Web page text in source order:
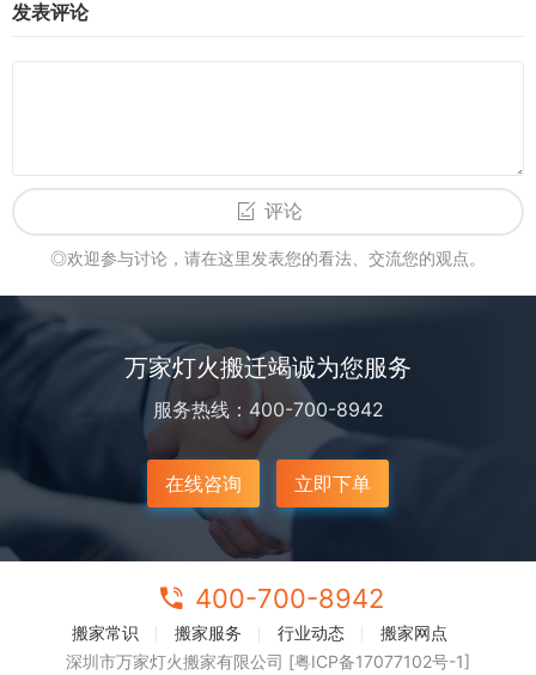
发表评论
评论
◎欢迎参与讨论，请在这里发表您的看法、交流您的观点。
万家灯火搬迁竭诚为您服务
服务热线：400-700-8942
在线咨询 立即下单
400-700-8942
搬家常识 搬家服务 行业动态
搬家网点
深圳市万家灯火搬家有限公司 [粤ICP备17077102号-1]